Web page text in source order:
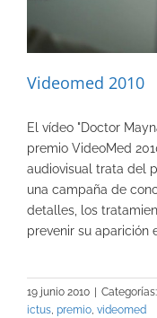
Videomed 2010
El vídeo "Doctor
premio VideoMed
audiovisual trata del
una campaña de
detalles, los
prevenir su aparición
19 junio 2010 Categorías:
ictus, premio, videomed